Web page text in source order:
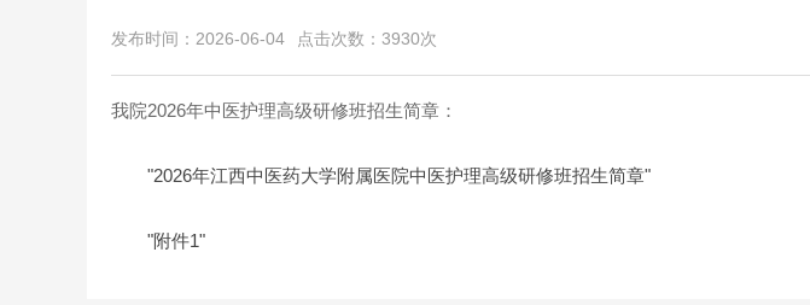
发布时间：2026-06-04 点击次数：3930次
我院2026年中医护理高级研修班招生简章：
"2026年江西中医药大学附属医院中医护理高级研修班招生简章"
"附件1"